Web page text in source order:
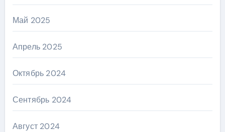
Май 2025
Апрель 2025
Октябрь 2024
Сентябрь 2024
Август 2024